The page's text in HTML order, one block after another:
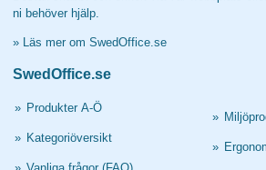
ni behöver hjälp.
» Läs mer om SwedOffice.se
SwedOffice.se
» Produkter A-Ö
» Kategoriöversikt
»
»